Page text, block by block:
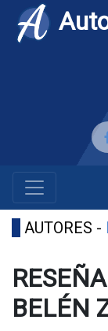
AUTORES -
BELÉN